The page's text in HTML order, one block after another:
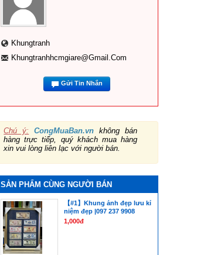
Khungtranh
Khungtranhhcmgiare@gmail.com
Gửi Tin Nhắn
Chú ý: CongMuaBan.vn không bán
hàng trực tiếp, quý khách mua hàng
xin vui lòng liên lạc với người bán.
SẢN PHẨM CÙNG NGƯỜI BÁN
【#1】Khung ảnh đẹp lưu kỉ
niệm đẹp |097 237 9908
1,000đ